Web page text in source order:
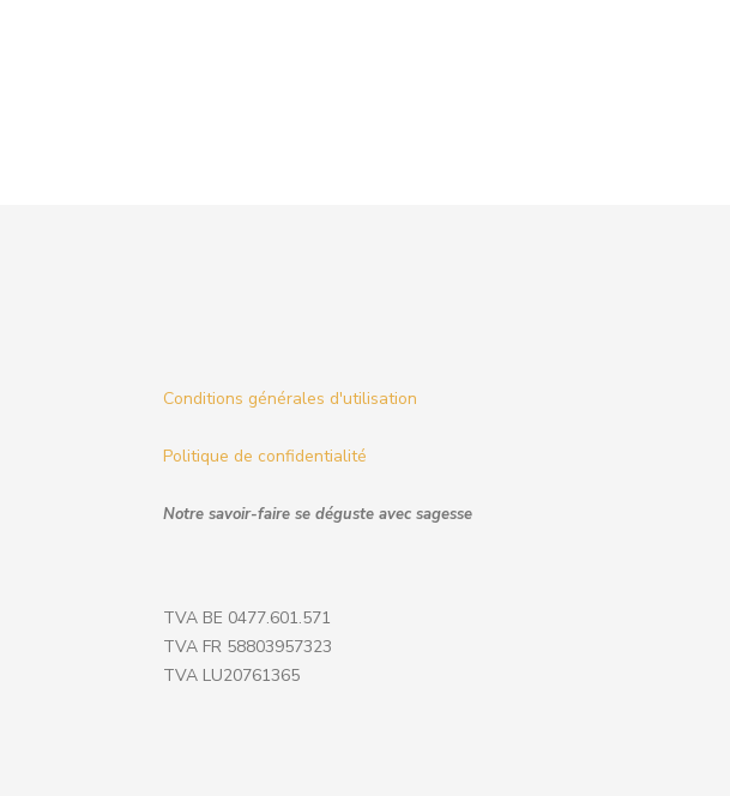
Conditions générales d'utilisation
Politique de confidentialité
Notre savoir-faire se déguste avec sagesse
TVA BE 0477.601.571
TVA FR 58803957323
TVA LU20761365